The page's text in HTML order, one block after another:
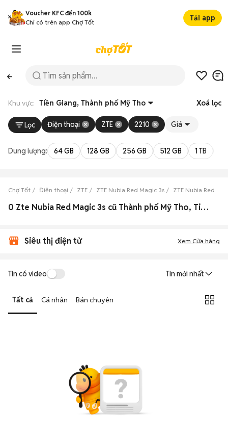
Voucher KFC đến 100k
Chỉ có trên app Chợ Tốt
Tải app
Khu vực: Tiền Giang, Thành phố Mỹ Tho Xoá lọc
Lọc Điện thoại ZTE 2210 Giá
Dung lượng: 64 GB 128 GB 256 GB 512 GB 1 TB
Chợ Tốt Điện thoại ZTE ZTE Nubia Red Magic 3s ZTE Nubia Red
0 Zte Nubia Red Magic 3s cũ Thành phố Mỹ Tho, Tiền Giang đẹp
Siêu thị điện tử Xem Cửa hàng
Tin có video Tin mới nhất
Tất cả Cá nhân Bán chuyên